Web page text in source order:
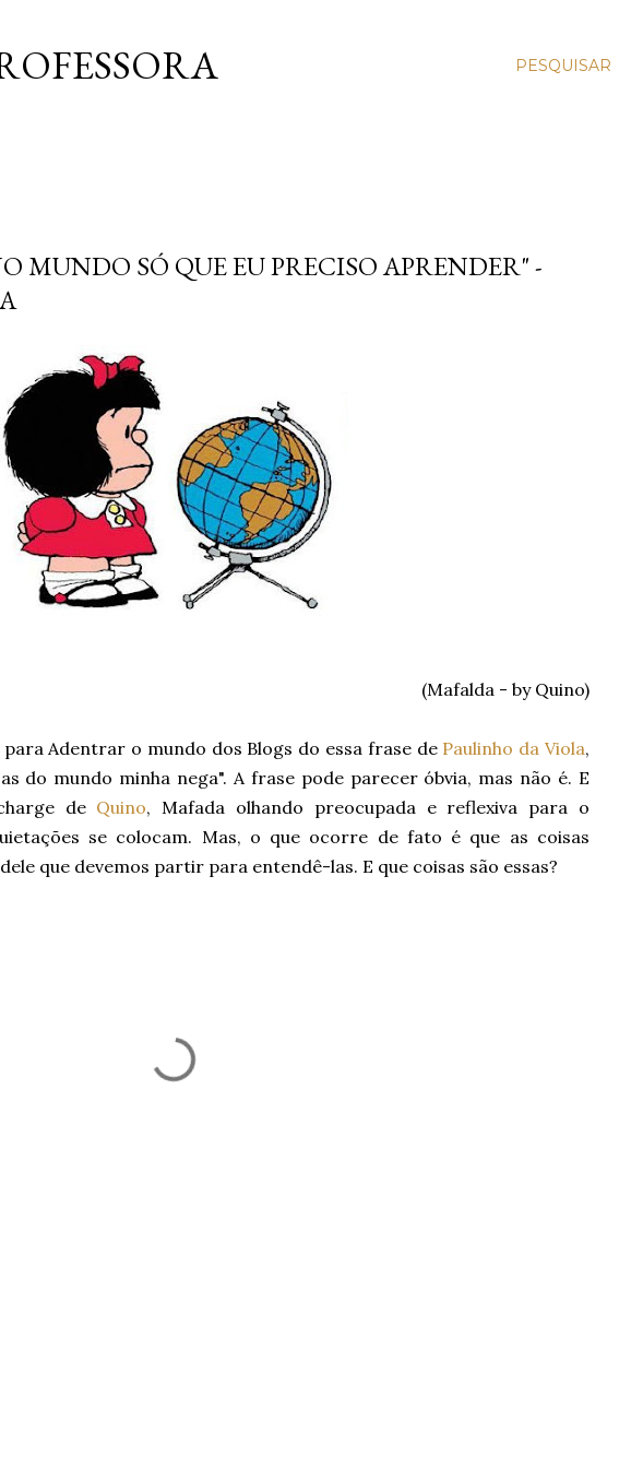
PESQUISAR
MUNDO SÓ QUE EU PRECISO APRENDER" -
(Mafalda - by Quino)
Adentrar o mundo dos Blogs do essa frase de Paulinho da Viola,
do mundo minha nega". A frase pode parecer óbvia, mas não é. E
de Quino, Mafada olhando preocupada e reflexiva para o
se colocam. Mas, o que ocorre de fato é que as coisas
que devemos partir para entendê-las. E que coisas são essas?